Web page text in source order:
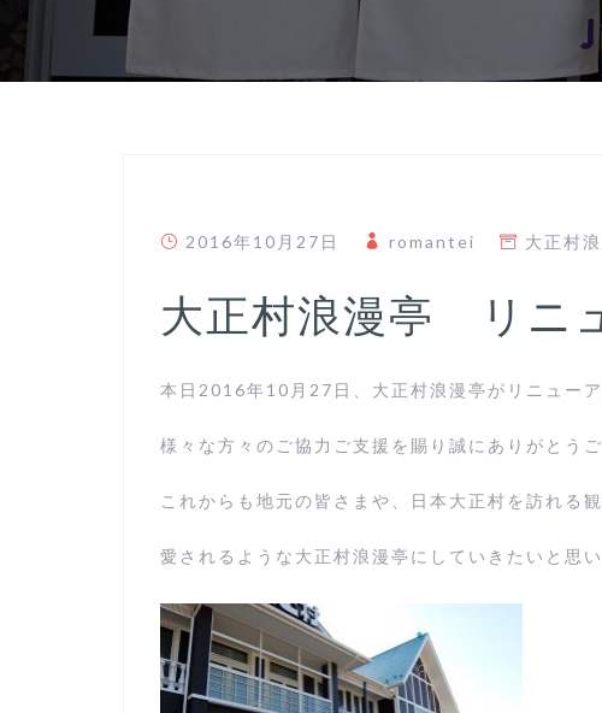
2016年10月27日 romantei 大正村
大正村浪漫亭 リニ
本日2016年10月27日、大正村浪漫亭がリニューア
様々な方々のご協力ご支援を賜り誠にありがとうご
これからも地元の皆さまや、日本大正村を訪れる
愛されるような大正村浪漫亭にしていきたいと思い